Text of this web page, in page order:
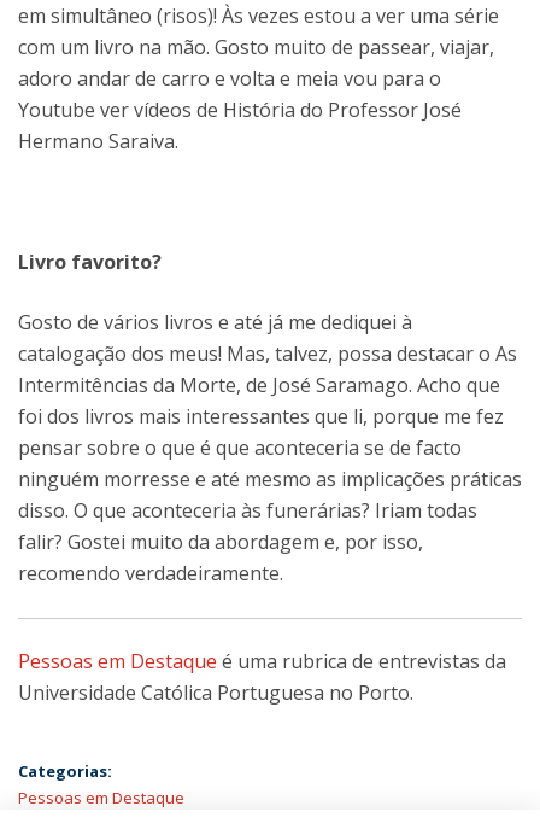
em simultâneo (risos)! Às vezes estou a ver uma série
com um livro na mão. Gosto muito de passear, viajar,
adoro andar de carro e volta e meia vou para o
Youtube ver vídeos de História do Professor José
Hermano Saraiva.
Livro favorito?
Gosto de vários livros e até já me dediquei à
catalogação dos meus! Mas, talvez, possa destacar o As
Intermitências da Morte, de José Saramago. Acho que
foi dos livros mais interessantes que li, porque me fez
pensar sobre o que é que aconteceria se de facto
ninguém morresse e até mesmo as implicações práticas
disso. O que aconteceria às funerárias? Iriam todas
falir? Gostei muito da abordagem e, por isso,
recomendo verdadeiramente.
Pessoas em Destaque é uma rubrica de entrevistas da
Universidade Católica Portuguesa no Porto.
Categorias:
Pessoas em Destaque